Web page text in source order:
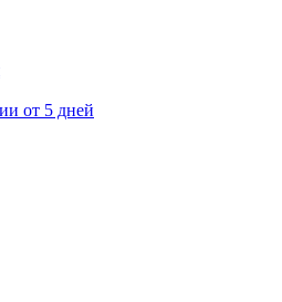
от 5 дней